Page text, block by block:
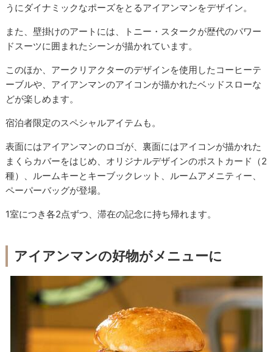
うにダイナミックなポーズをとるアイアンマンをデザイン。
また、壁掛けのアートには、トニー・スタークが歴代のパワー
ドスーツに囲まれたシーンが描かれています。
このほか、アークリアクターのデザインを使用したコーヒーテ
ーブルや、アイアンマンのアイコンが描かれたベッドスローな
どが楽しめます。
宿泊者限定のスペシャルアイテムも。
表面にはアイアンマンのロゴが、裏面にはアイコンが描かれた
まくらカバーをはじめ、オリジナルデザインのポストカード（2
種）、ルームキーとキーブックレット、ルームアメニティー、
ペーパーバッグが登場。
1室につき各2点ずつ、滞在の記念に持ち帰れます。
アイアンマンの好物がメニューに